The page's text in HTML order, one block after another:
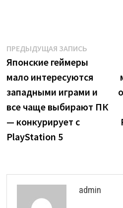
Навигация
по
записям
ПРЕДЫДУЩАЯ ЗАПИСЬ
запись:
Японские геймеры
мало интересуются
западными играми и
все чаще выбирают ПК
— конкурирует с
PlayStation 5
admin